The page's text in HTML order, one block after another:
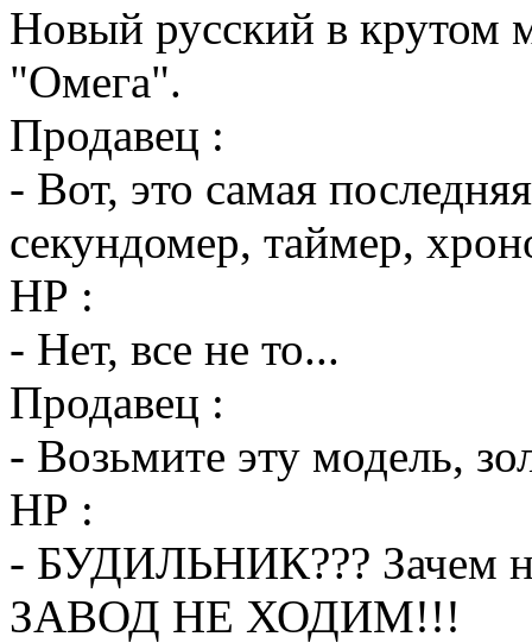
Новый русский в крутом
"Омега".
Продавец :
- Вот, это самая
секундомер, таймер,
НР :
- Нет, все не то...
Продавец :
- Возьмите эту модель,
НР :
- БУДИЛЬНИК??? Зачем
ЗАВОД НЕ ХОДИМ!!!